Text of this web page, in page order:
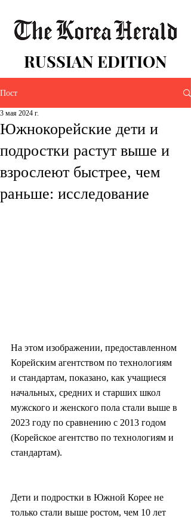
RUSSIAN EDITION
Пост
Южнокорейские дети и
подростки растут выше и
взрослеют быстрее, чем
раньше: исследование
3 мая 2024 г.
На этом изображении, предоставленном
Корейским агентством по технологиям
и стандартам, показано, как учащиеся
начальных, средних и старших школ
мужского и женского пола стали выше в
2023 году по сравнению с 2013 годом
(Корейское агентство по технологиям и
стандартам).
Дети и подростки в Южной Корее не
только стали выше ростом, чем 10 лет